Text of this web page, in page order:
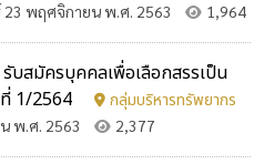
23 พฤศจิกายน พ.ศ. 2563 1,964
บสมัครบุคคลเพื่อเลือกสรรเป็น
1/2564
กลุ่มบริหารทรัพยากร
พ.ศ. 2563 2,377